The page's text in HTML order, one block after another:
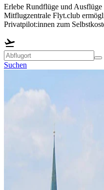
Erlebe Rundflüge und
Mitflugzentrale Flyt.club
Privatpilot:innen zum
Suchen